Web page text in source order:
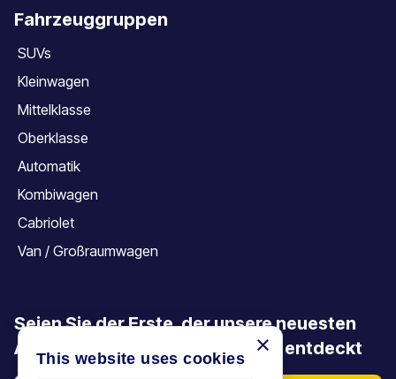
Fahrzeuggruppen
SUVs
Kleinwagen
Mittelklasse
Oberklasse
Automatik
Kombiwagen
Cabriolet
Van / Großraumwagen
Seien Sie der Erste, der unsere neuesten
Angebote, Aktionen und Artikel entdeckt
×
This website uses cookies